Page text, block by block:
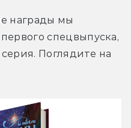
награды мы
спецвыпуска,
серия. Поглядите на